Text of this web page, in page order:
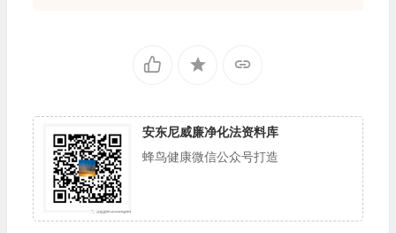
安东尼威廉净化法资料库
蜂鸟健康微信公众号打造